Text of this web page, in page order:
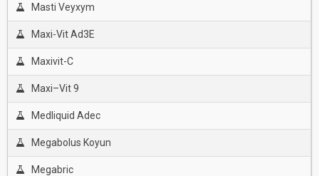
Masti Veyxym
Maxi-Vit Ad3E
Maxivit-C
Maxi–Vit 9
Medliquid Adec
Megabolus Koyun
Megabric